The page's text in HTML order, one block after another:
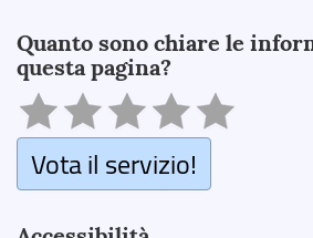
Quanto sono chiare le
questa pagina?
Vota il servizio!